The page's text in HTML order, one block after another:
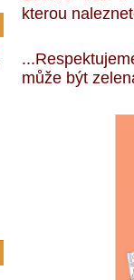
kterou
může být